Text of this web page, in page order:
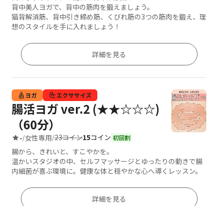
背中美人ヨガで、背中の筋肉を鍛えましょう。
猫背解消筋、背中引き締め筋、くびれ筋の3つの筋肉を鍛え、理
想のスタイルを手に入れましょう！
詳細を見る
ヨガ エクササイズ
腸活ヨガ ver.2 (★★☆☆☆)
（60分）
-/女性専用/23コイン15コイン 初回割
腸から、きれいと、すこやかを。
温かいスタジオの中、セルフマッサージとゆったりの動きで腸
内細菌が喜ぶ環境に。健康な体と穏やかな心へ導くレッスン。
詳細を見る